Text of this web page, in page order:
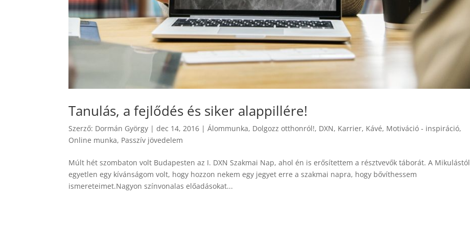
Tanulás, a fejlődés és siker alappillére!
Szerző: Dormán György |dec 14, 2016 |Álommunka, Dolgozz otthonról!, DXN, Karrier, Kávé, Motiváció - inspiráció,
Online munka, Passzív jövedelem
Múlt hét szombaton volt Budapesten az I. DXN Szakmai Nap, ahol én is erősítettem a résztvevők táborát. A Mikulástól
egyetlen egy kívánságom volt, hogy hozzon nekem egy jegyet erre a szakmai napra, hogy bővíthessem
ismereteimet.Nagyon színvonalas előadásokat...